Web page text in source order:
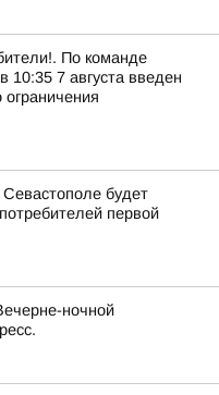
По команде
10:35 7 августа введен
будет
первой
ночной